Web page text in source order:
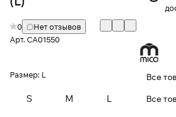
0
Нет отзывов
Арт.CA01550
Размер: L
S M L
Все
Все